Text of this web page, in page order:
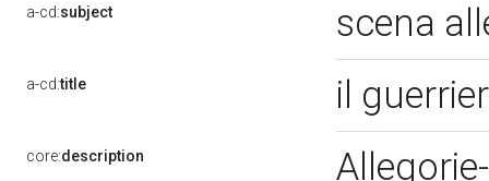
a-cd:subject scena
a-cd:title il
core:description